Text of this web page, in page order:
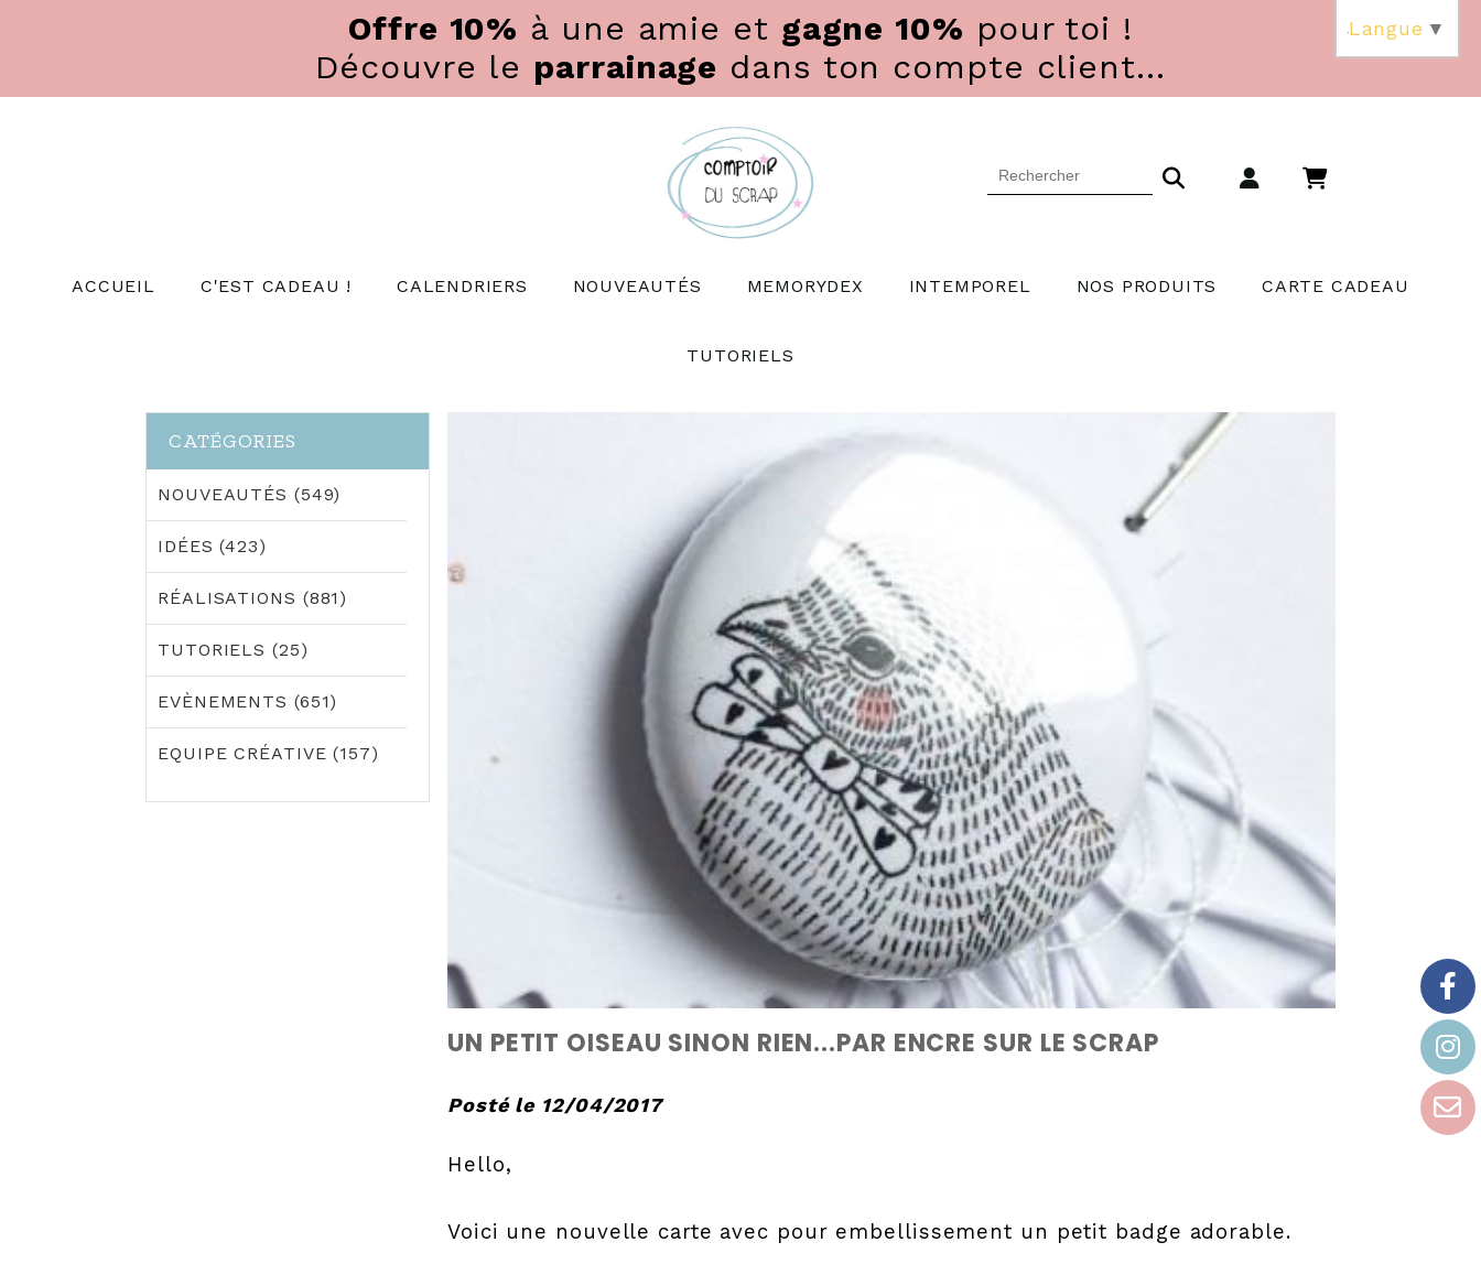
Offre 10% à une amie et gagne 10% pour toi !
Découvre le parrainage dans ton compte client...
ACCUEIL C'EST CADEAU ! CALENDRIERS NOUVEAUTÉS MEMORYDEX INTEMPOREL NOS PRODUITS CARTE CADEAU
TUTORIELS
UN PETIT OISEAU SINON RIEN...PAR ENCRE SUR LE SCRAP
Posté le 12/04/2017
Hello,
Voici une nouvelle carte avec pour embellissement un petit badge adorable.
CATÉGORIES
NOUVEAUTÉS (549)
IDÉES (423)
RÉALISATIONS (881)
TUTORIELS (25)
EVÈNEMENTS (651)
EQUIPE CRÉATIVE (157)
Langue ▼